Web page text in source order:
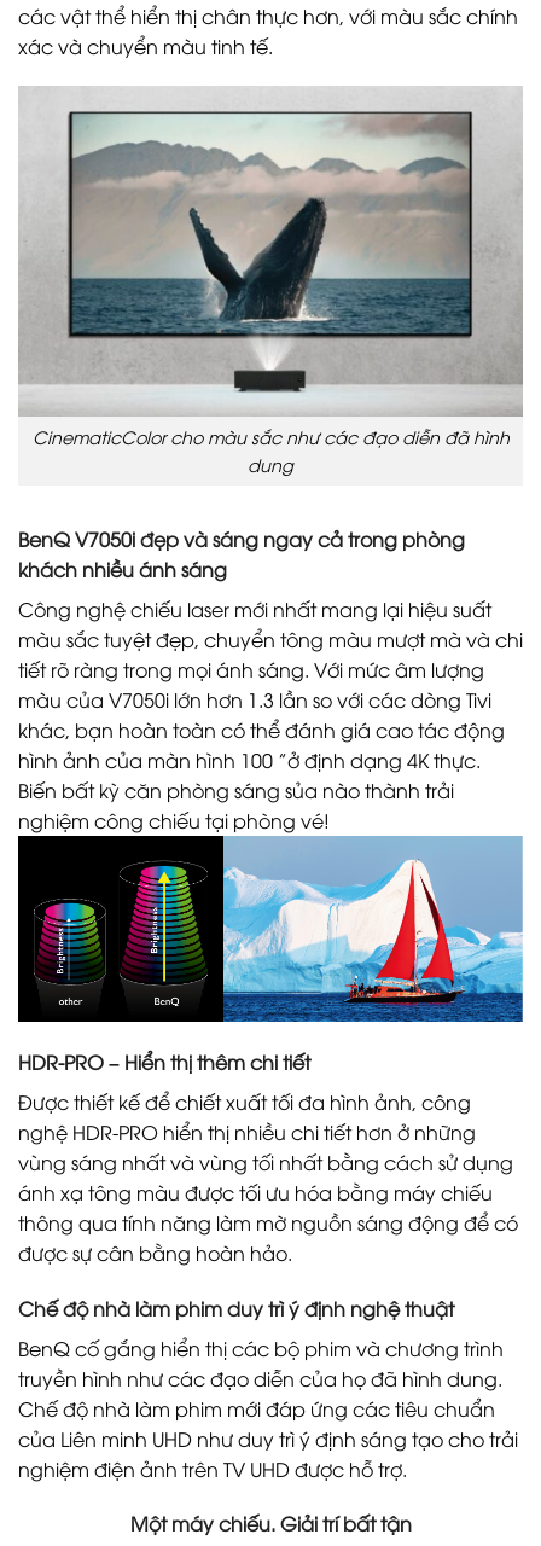
các vật thể hiển thị chân thực hơn, với màu sắc chính
xác và chuyển màu tinh tế.
CinematicColor cho màu sắc như các đạo diễn đã hình
dung
BenQ V7050i đẹp và sáng ngay cả trong phòng
khách nhiều ánh sáng
Công nghệ chiếu laser mới nhất mang lại hiệu suất
màu sắc tuyệt đẹp, chuyển tông màu mượt mà và chi
tiết rõ ràng trong mọi ánh sáng. Với mức âm lượng
màu của V7050i lớn hơn 1.3 lần so với các dòng Tivi
khác, bạn hoàn toàn có thể đánh giá cao tác động
hình ảnh của màn hình 100 ”ở định dạng 4K thực.
Biến bất kỳ căn phòng sáng sủa nào thành trải
nghiệm công chiếu tại phòng vé!
HDR-PRO – Hiển thị thêm chi tiết
Được thiết kế để chiết xuất tối đa hình ảnh, công
nghệ HDR-PRO hiển thị nhiều chi tiết hơn ở những
vùng sáng nhất và vùng tối nhất bằng cách sử dụng
ánh xạ tông màu được tối ưu hóa bằng máy chiếu
thông qua tính năng làm mờ nguồn sáng động để có
được sự cân bằng hoàn hảo.
Chế độ nhà làm phim duy trì ý định nghệ thuật
BenQ cố gắng hiển thị các bộ phim và chương trình
truyền hình như các đạo diễn của họ đã hình dung.
Chế độ nhà làm phim mới đáp ứng các tiêu chuẩn
của Liên minh UHD như duy trì ý định sáng tạo cho trải
nghiệm điện ảnh trên TV UHD được hỗ trợ.
Một máy chiếu. Giải trí bất tận